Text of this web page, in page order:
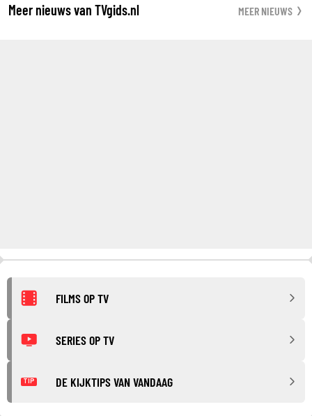
Meer nieuws van TVgids.nl MEER NIEUWS
FILMS OP TV
SERIES OP TV
TIP DE KIJKTIPS VAN VANDAAG